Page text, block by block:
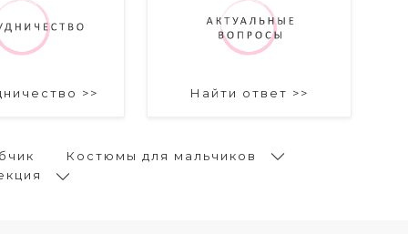
>> Найти ответ >>
Костюмы для мальчиков